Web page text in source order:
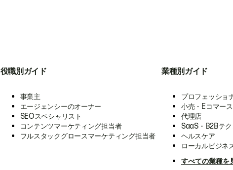
役職別ガイド
事業主
エージェンシーのオーナー
SEOスペシャリスト
コンテンツマーケティング担当者
フルスタックグロースマーケティング担当者
業種別ガイド
プロフェッショ
小売・Eコマース
代理店
SaaS・B2Bテ
ヘルスケア
ローカルビジネ
すべての業種を